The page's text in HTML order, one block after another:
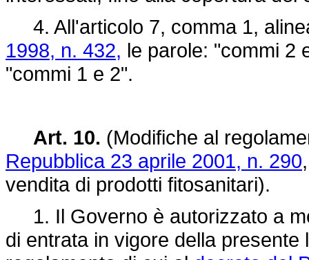
4. All'articolo 7, comma 1,
1998, n. 432, le parole: "commi 2
"commi 1 e 2".
Art. 10. (Modifiche al
Repubblica 23 aprile 2001, n. 290
vendita di prodotti fitosanitari).
1. Il Governo è autorizzato a
di entrata in vigore della